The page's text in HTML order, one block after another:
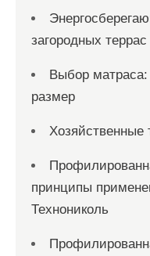
загородных
Выбор матраса:
размер
Хозяйственные
принципы
Технониколь